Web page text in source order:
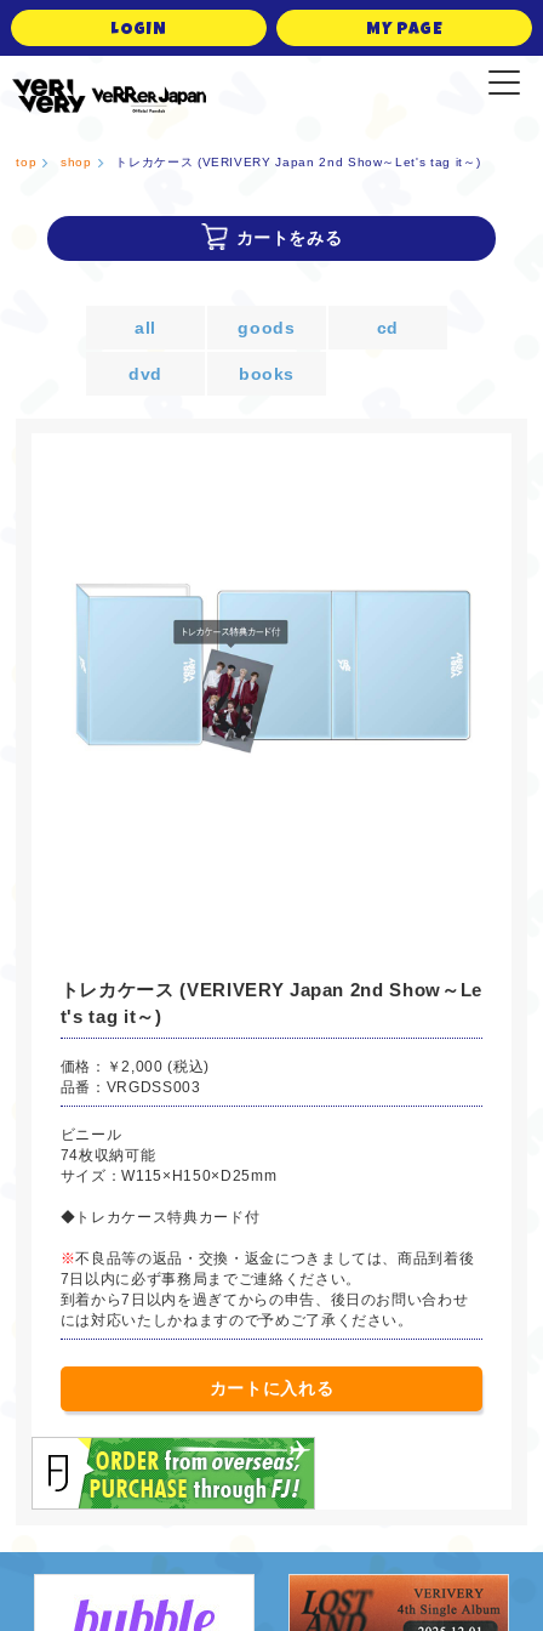
LOGIN MY PAGE
top shop トレカケース (VERIVERY Japan 2nd Show～Let's tag it～)
カートをみる
all goods cd
dvd books
トレカケース (VERIVERY Japan 2nd Show～Le
t's tag it～)
価格：￥2,000 (税込)
品番：VRGDSS003
ビニール
74枚収納可能
サイズ：W115×H150×D25mm
◆トレカケース特典カード付
※不良品等の返品・交換・返金につきましては、商品到着後
7日以内に必ず事務局までご連絡ください。
到着から7日以内を過ぎてからの申告、後日のお問い合わせ
には対応いたしかねますので予めご了承ください。
カートに入れる